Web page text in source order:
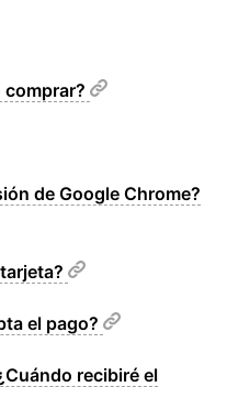
comprar?
de Google Chrome?
el pago?
recibiré el